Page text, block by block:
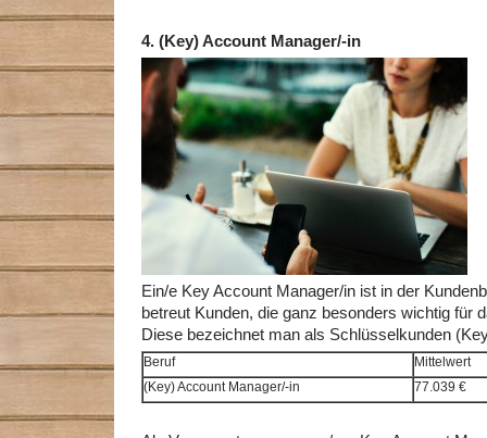
4. (Key) Account Manager/-in
Ein/e Key Account Manager/in ist in der
betreut Kunden, die ganz besonders wichtig für
Diese bezeichnet man als Schlüsselkunden
Beruf
Mittelwert
(Key) Account Manager/-in
77.039 €